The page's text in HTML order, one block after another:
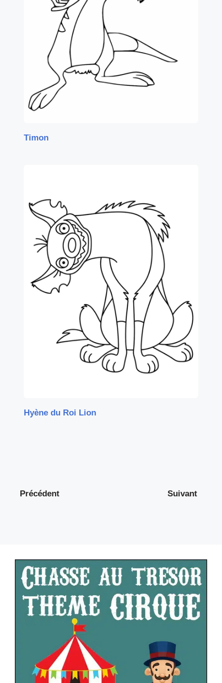
Timon
Hyène du Roi Lion
Précédent Suivant